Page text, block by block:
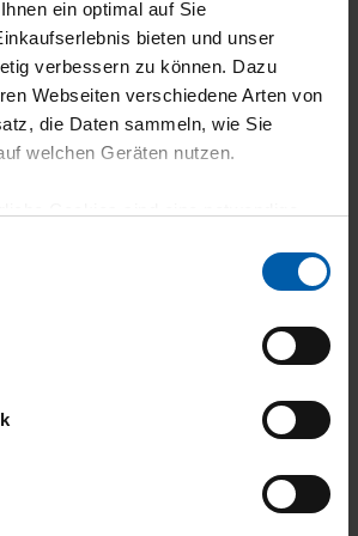
ein optimal auf Sie
bieten und unser
verbessern zu können. Dazu
Webseiten verschiedene Arten von
die Daten sammeln, wie Sie
welchen Geräten nutzen.
wie etwa zur Auswahl und
personalisierter Angebote, Anzeigen
Ihres Nutzerverhaltens und Ihres
und Optimierung unserer
Family business